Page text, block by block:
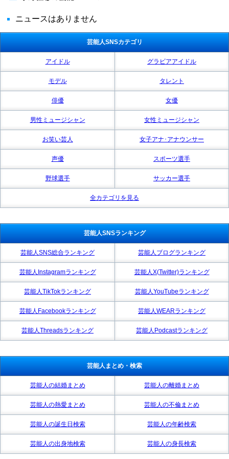
ニュースはありません
芸能人SNSカテゴリ
アイドル グラビアアイドル
モデル タレント
俳優 女優
男性ミュージシャン 女性ミュージシャン
お笑い芸人 女子アナ･アナウンサー
声優 スポーツ選手
野球選手 サッカー選手
全カテゴリを見る
芸能人SNSランキング
芸能人SNS総合ランキング 芸能人ブログランキング
芸能人Instagramランキング 芸能人X(Twitter)ランキング
芸能人TikTokランキング 芸能人YouTubeランキング
芸能人Facebookランキング 芸能人WEARランキング
芸能人Threadsランキング 芸能人Podcastランキング
芸能人まとめ・検索
芸能人の結婚まとめ 芸能人の離婚まとめ
芸能人の熱愛まとめ 芸能人の不倫まとめ
芸能人の誕生日検索 芸能人の年齢検索
芸能人の出身地検索 芸能人の身長検索